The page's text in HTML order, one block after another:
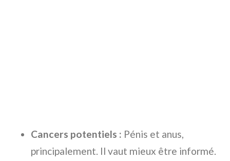
Cancers potentiels : Pénis et anus,
principalement. Il vaut mieux être informé.